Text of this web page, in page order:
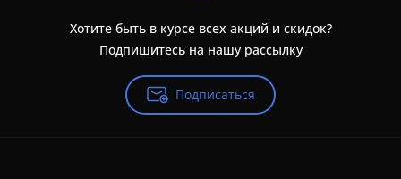
Хотите быть в курсе всех акций и скидок?
Подпишитесь на нашу рассылку
Подписаться